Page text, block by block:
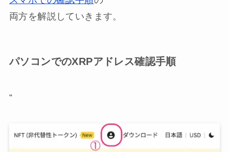
両方を解説していきます。
パソコンでのXRPアドレス確認手順
“